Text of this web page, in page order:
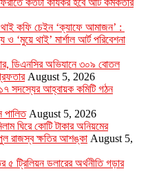
থাই কফি চেইন ‘ক্যাফে আমাজন’ :
‘মুয়ে থাই’ মার্শাল আর্ট পরিবেশনা
ডিএনসির অভিযানে ৩০৯ বোতল
August 5, 2026
১৭ সদস্যের আহ্বায়ক কমিটি গঠন
August 5, 2026
ঘিরে কোটি টাকার অনিয়মের
রাজস্ব ক্ষতির আশঙ্কা August 5,
ট্রিলিয়ন ডলারের অর্থনীতি গড়ার